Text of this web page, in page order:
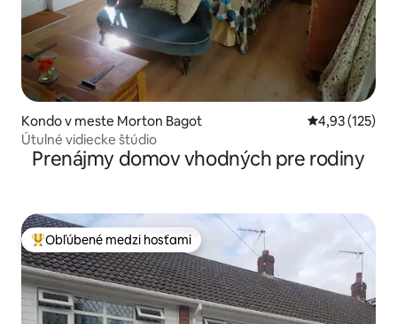
Kondo v meste Morton Bagot Priemerné
4,93 (125)
Útulné vidiecke štúdio
Prenájmy domov vhodných pre rodiny
Najobľúbenejšie medzi hosťami
Obľúbené medzi hosťami